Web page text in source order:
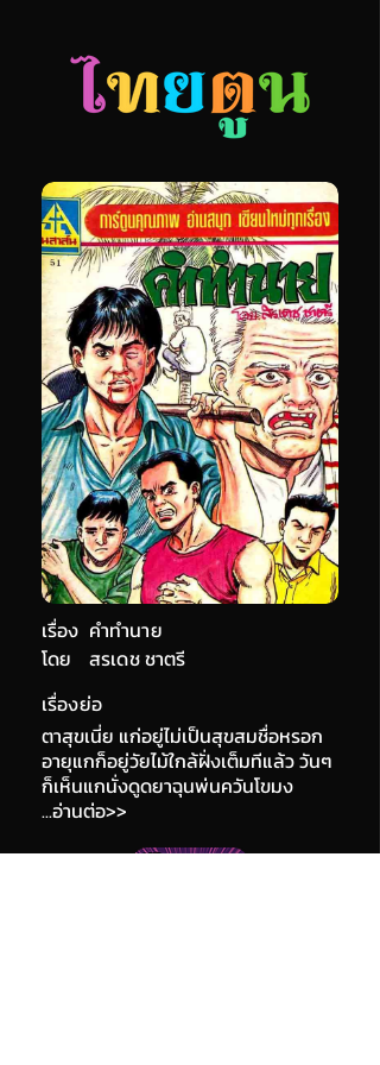
เรื่อง คำทำนาย
สรเดช ชาตรี
โดย
เรื่องย่อ
ตาสุขเนี่ย แก่อยู่ไม่เป็นสุขสมชื่อหรอก
อายุแกก็อยู่วัยไม้ใกล้ฝั่งเต็มทีแล้ว วันๆ
ก็เห็นแกนั่งดูดยาฉุนพ่นควันโขมง
...อ่านต่อ>>